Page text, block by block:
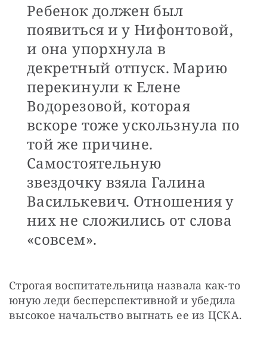
Ребенок должен был
появиться и у Нифонтовой,
и она упорхнула в
декретный отпуск. Марию
перекинули к Елене
Водорезовой, которая
вскоре тоже ускользнула по
той же причине.
Самостоятельную
звездочку взяла Галина
Василькевич. Отношения у
них не сложились от слова
«совсем».
Строгая воспитательница назвала как-то
юную леди бесперспективной и убедила
высокое начальство выгнать ее из ЦСКА.